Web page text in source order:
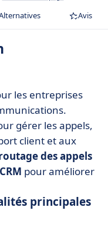
Avis
les entreprises
gérer les appels,
client et aux
des appels
pour améliorer
principales